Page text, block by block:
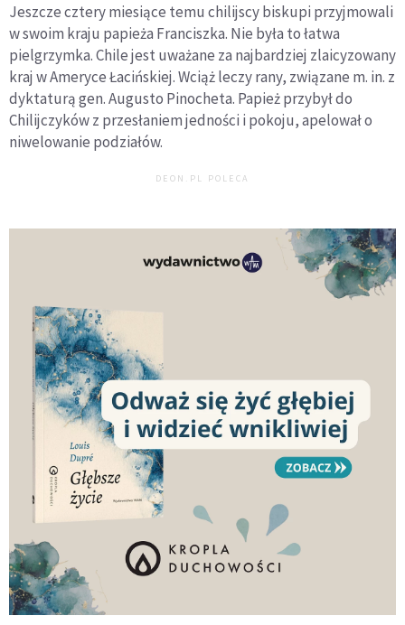
Jeszcze cztery miesiące temu chilijscy biskupi przyjmowali
w swoim kraju papieża Franciszka. Nie była to łatwa
pielgrzymka. Chile jest uważane za najbardziej zlaicyzowany
kraj w Ameryce Łacińskiej. Wciąż leczy rany, związane m. in. z
dyktaturą gen. Augusto Pinocheta. Papież przybył do
Chilijczyków z przesłaniem jedności i pokoju, apelował o
niwelowanie podziałów.
DEON.PL POLECA